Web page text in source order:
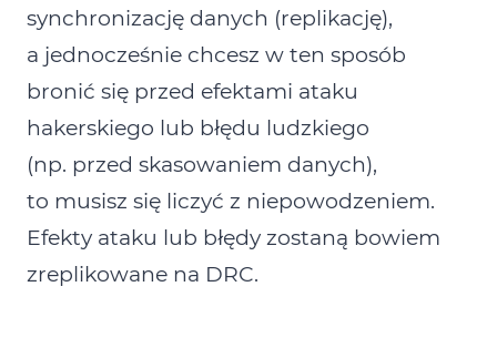
synchronizację danych (replikację),
a jednocześnie chcesz w ten sposób
bronić się przed efektami ataku
hakerskiego lub błędu ludzkiego
(np. przed skasowaniem danych),
to musisz się liczyć z niepowodzeniem.
Efekty ataku lub błędy zostaną bowiem
zreplikowane na DRC.